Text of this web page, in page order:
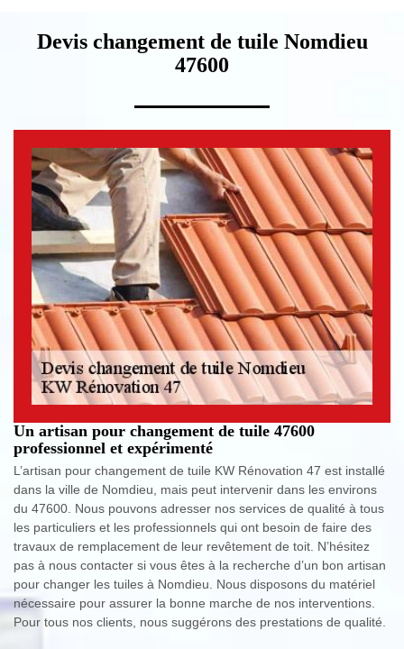
Devis changement de tuile Nomdieu
47600
Un artisan pour changement de tuile 47600
professionnel et expérimenté
L’artisan pour changement de tuile KW Rénovation 47 est installé
dans la ville de Nomdieu, mais peut intervenir dans les environs
du 47600. Nous pouvons adresser nos services de qualité à tous
les particuliers et les professionnels qui ont besoin de faire des
travaux de remplacement de leur revêtement de toit. N’hésitez
pas à nous contacter si vous êtes à la recherche d’un bon artisan
pour changer les tuiles à Nomdieu. Nous disposons du matériel
nécessaire pour assurer la bonne marche de nos interventions.
Pour tous nos clients, nous suggérons des prestations de qualité.